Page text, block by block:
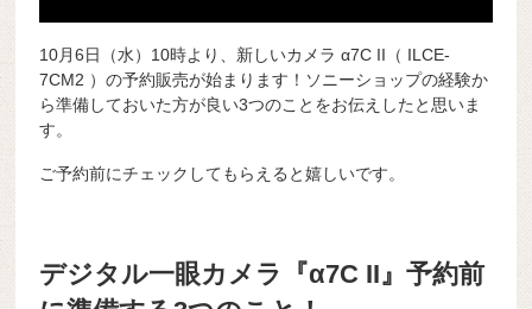
10月6日（水）10時より、新しいカメラ α7C II（ ILCE-
7CM2 ）の予約販売が始まります！ソニーショップの経験か
ら準備しておいた方が良い3つのことをお伝えしたと思いま
す。
ご予約前にチェックしてもらえると嬉しいです。
デジタル一眼カメラ『α7C II』予約前